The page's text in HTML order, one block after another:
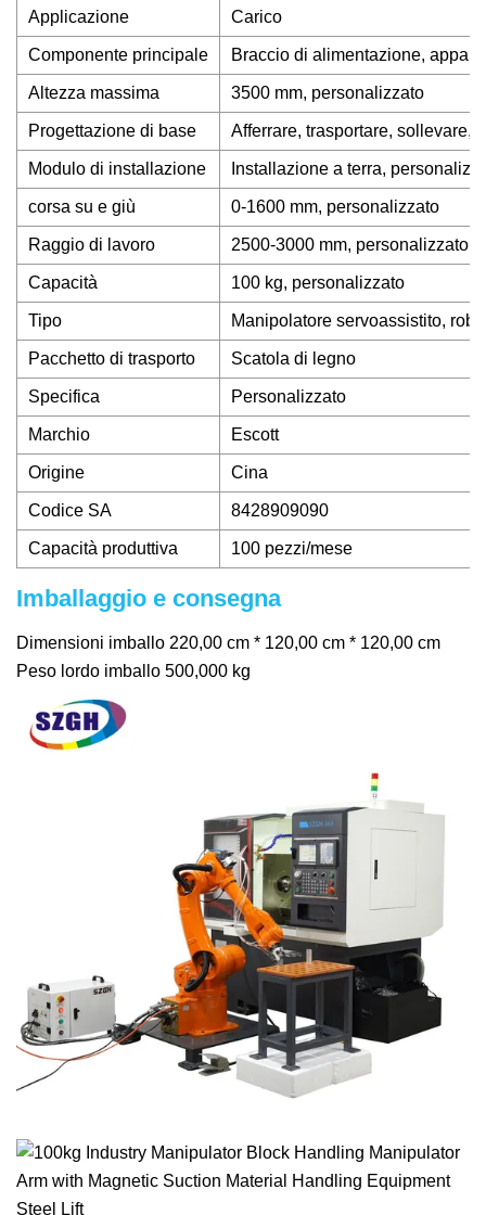
Applicazione Carico
Componente principale Braccio di alimentazione,
Altezza massima 3500 mm, personalizzato
Progettazione di base Afferrare, trasportare, sollevare,
Modulo di installazione Installazione a terra,
corsa su e giù 0-1600 mm, personalizzato
Raggio di lavoro 2500-3000 mm, personalizzato
Capacità 100 kg, personalizzato
Tipo Manipolatore servoassistito,
Pacchetto di trasporto Scatola di legno
Specifica Personalizzato
Marchio Escott
Origine Cina
Codice SA 8428909090
Capacità produttiva 100 pezzi/mese
Imballaggio e consegna
Dimensioni imballo 220,00 cm * 120,00 cm * 120,00 cm
Peso lordo imballo 500,000 kg